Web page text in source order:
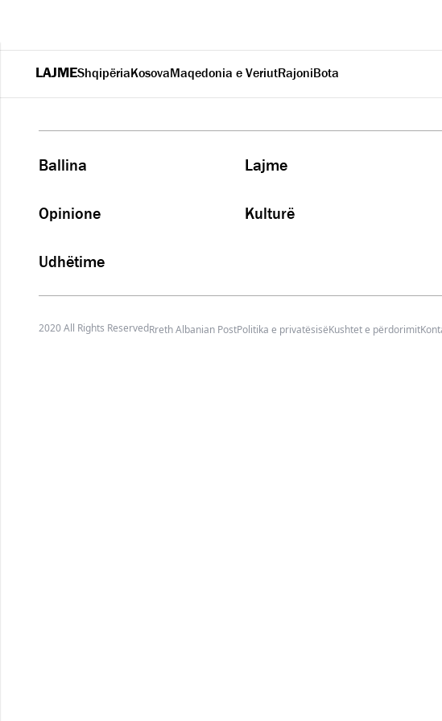
LAJMEShqipëriaKosovaMaqedonia e VeriutRajoniBota
Ballina Lajme
Opinione Kulturë
Udhëtime
2020 All Rights ReservedRreth Albanian PostPolitika e privatësisëKushtet e përdorimit